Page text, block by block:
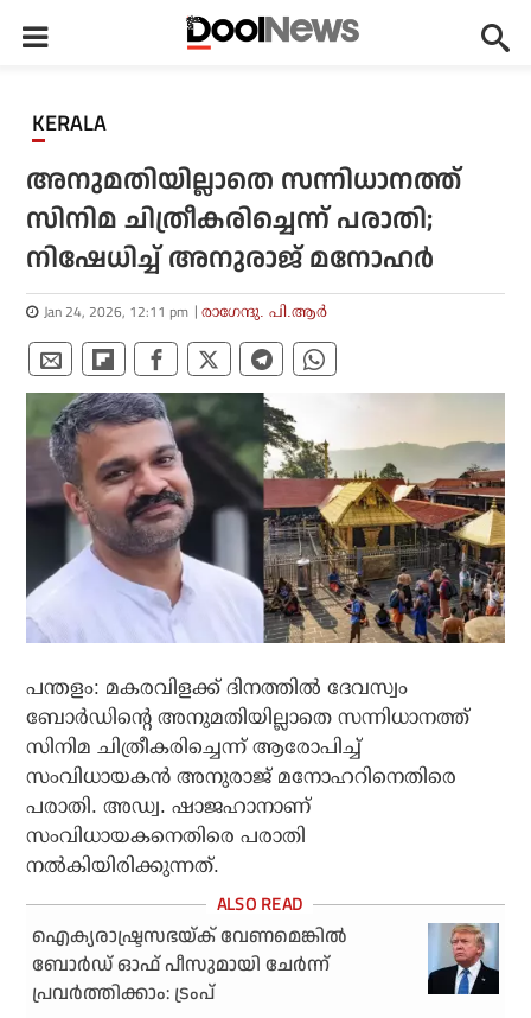
KERALA
അനുമതിയില്ലാതെ സന്നിധാനത്ത്
സിനിമ ചിത്രീകരിച്ചെന്ന് പരാതി;
നിഷേധിച്ച് അനുരാജ് മനോഹര്‍
Jan 24, 2026, 12:11 pm രാഗേന്ദു. പി.ആര്‍
പന്തളം: മകരവിളക്ക് ദിനത്തില്‍ ദേവസ്വം
ബോര്‍ഡിന്റെ അനുമതിയില്ലാതെ സന്നിധാനത്ത്
സിനിമ ചിത്രീകരിച്ചെന്ന് ആരോപിച്ച്
സംവിധായകന്‍ അനുരാജ് മനോഹറിനെതിരെ
പരാതി. അഡ്വ. ഷാജഹാനാണ്
സംവിധായകനെതിരെ പരാതി
നല്‍കിയിരിക്കുന്നത്.
ഐക്യരാഷ്ട്രസഭയ്ക് വേണമെങ്കിൽ
ബോർഡ് ഓഫ് പീസുമായി ചേർന്ന്
പ്രവർത്തിക്കാം: ട്രംപ്